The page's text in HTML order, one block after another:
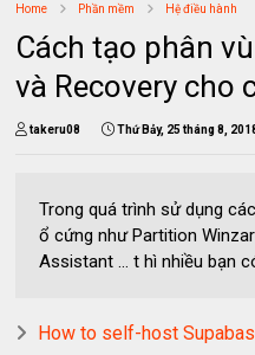
Home Phần mềm Hệ điều hành
Cách tạo phân
và Recovery cho
takeru08 Thứ Bảy, 25 tháng 8,
Trong quá trình sử dụng
ổ cứng như Partition
Assistant … t hì nhiều bạn
How to self-host